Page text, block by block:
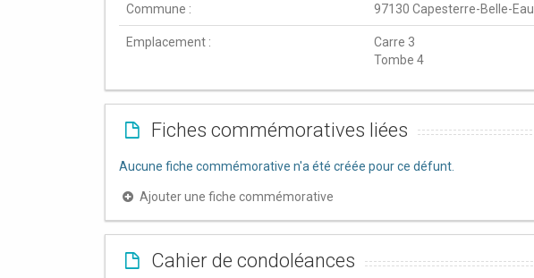
Commune : 97130 Capesterre-Belle-Eau
Emplacement :
Carre 3
Tombe 4
Fiches commémoratives liées
Aucune fiche commémorative n'a été créée pour ce défunt.
Ajouter une fiche commémorative
Cahier de condoléances